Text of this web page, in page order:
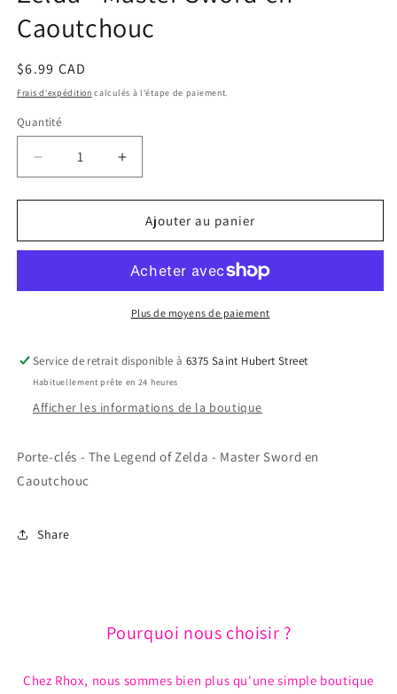
modale
Caoutchouc
Prix
habituel
$6.99 CAD
Frais d'expédition calculés à l'étape de paiement.
Quantité
Réduire
la
quantité
Porte-
The
-
Master
Sword
Augmenter
la
quantité
Porte-
The
Legend
-
Master
Sword
Ajouter au panier
Plus de moyens de paiement
Service de retrait disponible à 6375 Saint Hubert Street
Habituellement prête en 24 heures
Afficher les informations de la boutique
Porte-clés - The Legend of Zelda - Master Sword en
Caoutchouc
Share
Pourquoi nous choisir ?
Chez Rhox, nous sommes bien plus qu'une simple boutique